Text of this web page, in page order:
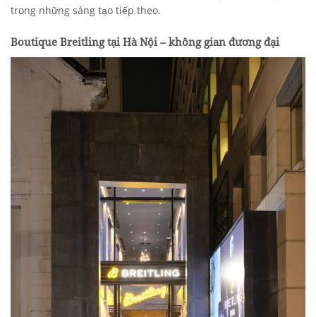
trong những sáng tạo tiếp theo.
Boutique Breitling tại Hà Nội – không gian đương đại